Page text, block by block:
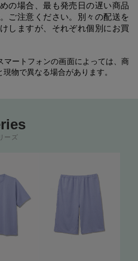
の場合、最も発売日の遅い商品
ご注意ください。別々の配送を
しますが、それぞれ個別にお買
ートフォンの画面によっては、商
物で異なる場合があります。
ーズ